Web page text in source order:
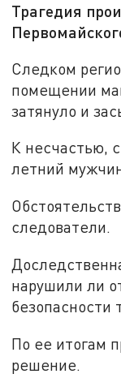
Трагедия
Следком
помещении
затянуло и
К несчастью,
летний
следователи.
нарушили ли
безопасности
По ее итогам
решение.